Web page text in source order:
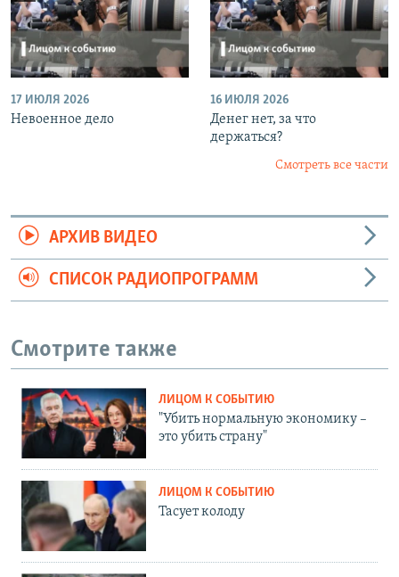
17 ИЮЛЯ 2026
Невоенное дело
16 ИЮЛЯ 2026
Денег нет, за что
держаться?
Смотреть все части
АРХИВ ВИДЕО
СПИСОК РАДИОПРОГРАММ
Смотрите также
ЛИЦОМ К СОБЫТИЮ
"Убить нормальную экономику –
это убить страну"
ЛИЦОМ К СОБЫТИЮ
Тасует колоду